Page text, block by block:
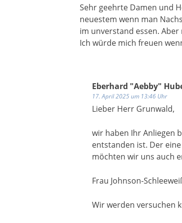
Sehr geehrte Damen und
neuestem wenn man
im unverstand essen.
Ich würde mich freuen
Eberhard "Aebby"
17. April 2025 um 13:46 Uhr
Lieber Herr Grunwald,
wir haben Ihr Anliegen
entstanden ist. Der
möchten wir uns auch
Frau Johnson-
Wir werden versuchen